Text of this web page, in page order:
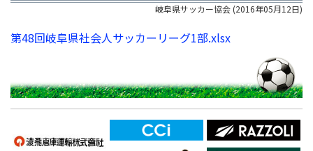
岐阜県サッカー協会 (2016年05月12日)
第48回岐阜県社会人サッカーリーグ1部.xlsx